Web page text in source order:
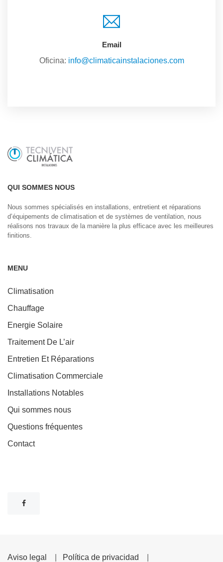
Email
Oficina: info@climaticainstalaciones.com
QUI SOMMES NOUS
Nous sommes spécialisés en installations, entretient et réparations
d’équipements de climatisation et de systèmes de ventilation, nous
réalisons nos travaux de la manière la plus efficace avec les meilleures
finitions.
MENU
Climatisation
Chauffage
Energie Solaire
Traitement De L’air
Entretien Et Réparations
Climatisation Commerciale
Installations Notables
Qui sommes nous
Questions fréquentes
Contact
Aviso legal Política de privacidad